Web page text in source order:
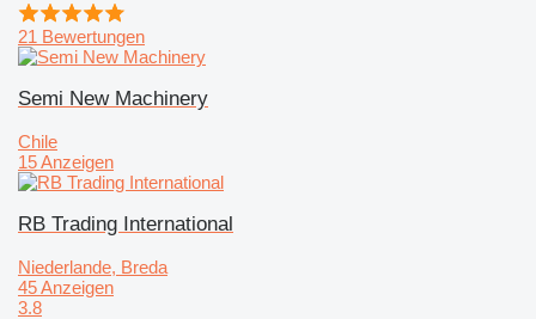
21 Bewertungen
Semi New Machinery
Chile
15 Anzeigen
RB Trading International
Niederlande, Breda
45 Anzeigen
3.8